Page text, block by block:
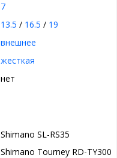
7
13.5 / 16.5 / 19
внешнее
жесткая
нет
Shimano SL-RS35
Shimano Tourney RD-TY300